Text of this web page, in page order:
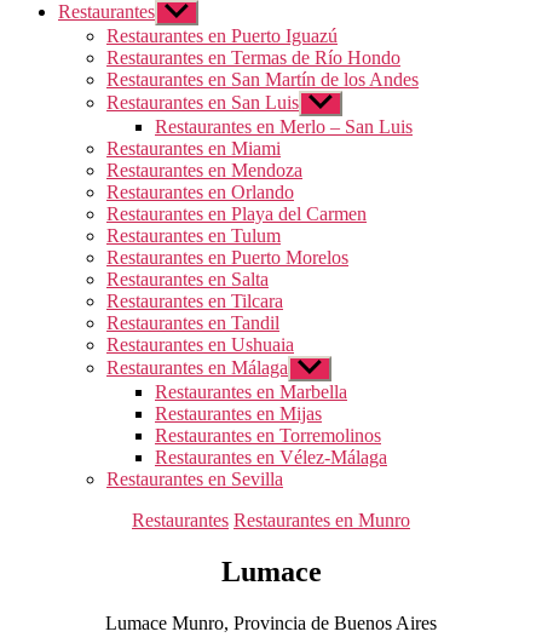
Restaurantes Mostrar
el
submenú
Restaurantes en Puerto Iguazú
Restaurantes en Termas de Río Hondo
Restaurantes en San Martín de los Andes
Restaurantes en San Luis Mostrar
el
submenú
Restaurantes en Merlo – San Luis
Restaurantes en Miami
Restaurantes en Mendoza
Restaurantes en Orlando
Restaurantes en Playa del Carmen
Restaurantes en Tulum
Restaurantes en Puerto Morelos
Restaurantes en Salta
Restaurantes en Tilcara
Restaurantes en Tandil
Restaurantes en Ushuaia
Restaurantes en Málaga Mostrar
el
submenú
Restaurantes en Marbella
Restaurantes en Mijas
Restaurantes en Torremolinos
Restaurantes en Vélez-Málaga
Restaurantes en Sevilla
Categorías
Restaurantes Restaurantes en Munro
Lumace
Lumace Munro, Provincia de Buenos Aires